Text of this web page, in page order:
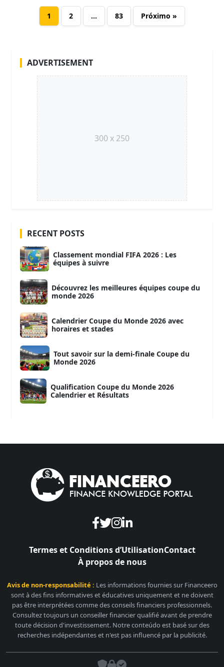
1 2 … 83 Próximo »
ADVERTISEMENT
300 x 250
RECENT POSTS
Classement mondial FIFA 2026 : Les
équipes à suivre
Découvrez les meilleures équipes coupe du
monde 2026
Calendrier Coupe du Monde 2026 avec
horaires et stades
Tout savoir sur la demi-finale Coupe du
Monde 2026
Qualification Coupe du Monde 2026
Calendrier et Résultats
Termes et Conditions d’UtilisationContact
À propos de nous
Avis de non-responsabilité : Les informations fournies sur Financeero
sont à des fins informatives et éducatives uniquement et ne doivent
pas être interprétées comme des conseils financiers professionnels.
Consultez toujours un conseiller financier qualifié avant de prendre
toute décision d'investissement. Notre conteúdo est basé sur des
recherches indépendantes et n'est pas influencé par la publicité.